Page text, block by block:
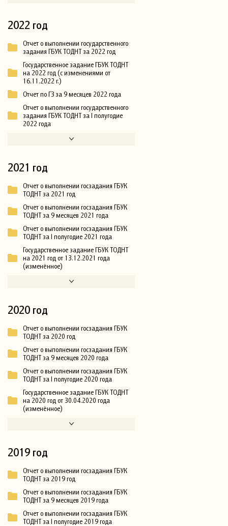
2022 год
Отчет о выполнении государственного
задания ГБУК ТОДНТ за 2022 год
Государственное задание ГБУК ТОДНТ
на 2022 год (с изменениями от
16.11.2022 г.)
Отчет по ГЗ за 9 месяцев 2022 года
Отчет о выполнении государственного
задания ГБУК ТОДНТ за I полугодие
2022 года
2021 год
Отчет о выполнении госзадания ГБУК
ТОДНТ за 2021 год
Отчет о выполнении госзадания ГБУК
ТОДНТ за 9 месяцев 2021 года
Отчет о выполнении госзадания ГБУК
ТОДНТ за I полугодие 2021 года
Государственное задание ГБУК ТОДНТ
на 2021 год от 13.12.2021 года
(изменённое)
2020 год
Отчет о выполнении госзадания ГБУК
ТОДНТ за 2020 год
Отчет о выполнении госзадания ГБУК
ТОДНТ за 9 месяцев 2020 года
Отчет о выполнении госзадания ГБУК
ТОДНТ за I полугодие 2020 года
Государственное задание ГБУК ТОДНТ
на 2020 год от 30.04.2020 года
(изменённое)
2019 год
Отчет о выполнении госзадания ГБУК
ТОДНТ за 2019 год
Отчет о выполнении госзадания ГБУК
ТОДНТ за 9 месяцев 2019 года
Отчет о выполнении госзадания ГБУК
ТОДНТ за I полугодие 2019 года